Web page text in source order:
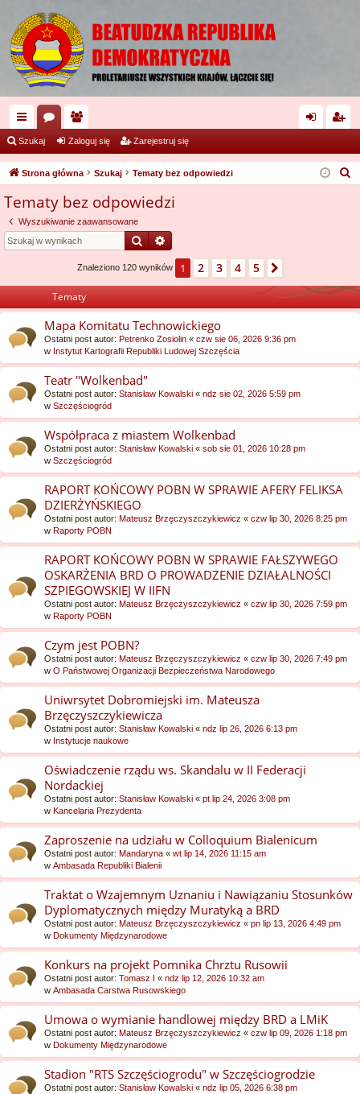
ię
ce
or
a
ży
tk
ni
og ej
ę
Szukaj Zaloguj się Zarejestruj się
Strona główna Szukaj Tematy bez odpowiedzi
Tematy bez odpowiedzi
Wyszukiwanie zaawansowane
SzukajWyszukiwanie zaawansowane
Znaleziono 120 wyników 1 2 3 4 5
Tematy
Mapa Komitatu Technowickiego
Ostatni post autor: Petrenko Zosiolin « czw sie 06, 2026 9:36 pm
w Instytut Kartografii Republiki Ludowej Szczęścia
Teatr "Wolkenbad"
Ostatni post autor: Stanisław Kowalski « ndz sie 02, 2026 5:59 pm
w Szczęściogród
Współpraca z miastem Wolkenbad
Ostatni post autor: Stanisław Kowalski « sob sie 01, 2026 10:28 pm
w Szczęściogród
RAPORT KOŃCOWY POBN W SPRAWIE AFERY FELIKSA
DZIERŻYŃSKIEGO
Ostatni post autor: Mateusz Brzęczyszczykiewicz « czw lip 30, 2026 8:25 pm
w Raporty POBN
RAPORT KOŃCOWY POBN W SPRAWIE FAŁSZYWEGO
OSKARŻENIA BRD O PROWADZENIE DZIAŁALNOŚCI
SZPIEGOWSKIEJ W IIFN
Ostatni post autor: Mateusz Brzęczyszczykiewicz « czw lip 30, 2026 7:59 pm
w Raporty POBN
Czym jest POBN?
Ostatni post autor: Mateusz Brzęczyszczykiewicz « czw lip 30, 2026 7:49 pm
w O Państwowej Organizacji Bezpieczeństwa Narodowego
Uniwrsytet Dobromiejski im. Mateusza
Brzęczyszczykiewicza
Ostatni post autor: Stanisław Kowalski « ndz lip 26, 2026 6:13 pm
w Instytucje naukowe
Oświadczenie rządu ws. Skandalu w II Federacji
Nordackiej
Ostatni post autor: Stanisław Kowalski « pt lip 24, 2026 3:08 pm
w Kancelaria Prezydenta
Zaproszenie na udziału w Colloquium Bialenicum
Ostatni post autor: Mandaryna « wt lip 14, 2026 11:15 am
w Ambasada Republiki Bialenii
Traktat o Wzajemnym Uznaniu i Nawiązaniu Stosunków
Dyplomatycznych między Muratyką a BRD
Ostatni post autor: Mateusz Brzęczyszczykiewicz « pn lip 13, 2026 4:49 pm
w Dokumenty Międzynarodowe
Konkurs na projekt Pomnika Chrztu Rusowii
Ostatni post autor: Tomasz I « ndz lip 12, 2026 10:32 am
w Ambasada Carstwa Rusowskiego
Umowa o wymianie handlowej między BRD a LMiK
Ostatni post autor: Mateusz Brzęczyszczykiewicz « czw lip 09, 2026 1:18 pm
w Dokumenty Międzynarodowe
Stadion "RTS Szczęściogrodu" w Szczęściogrodzie
Ostatni post autor: Stanisław Kowalski « ndz lip 05, 2026 6:38 pm